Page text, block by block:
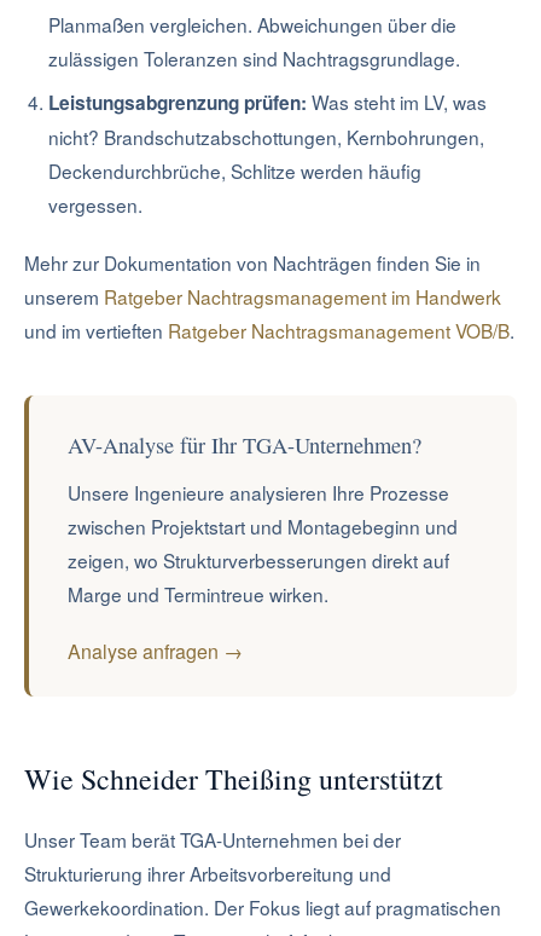
Planmaßen vergleichen. Abweichungen über die
zulässigen Toleranzen sind Nachtragsgrundlage.
Leistungsabgrenzung prüfen: Was steht im LV, was
nicht? Brandschutzabschottungen, Kernbohrungen,
Deckendurchbrüche, Schlitze werden häufig
vergessen.
Mehr zur Dokumentation von Nachträgen finden Sie in
unserem Ratgeber Nachtragsmanagement im Handwerk
und im vertieften Ratgeber Nachtragsmanagement VOB/B.
AV-Analyse für Ihr TGA-Unternehmen?
Unsere Ingenieure analysieren Ihre Prozesse
zwischen Projektstart und Montagebeginn und
zeigen, wo Strukturverbesserungen direkt auf
Marge und Termintreue wirken.
Analyse anfragen →
Wie Schneider Theißing unterstützt
Unser Team berät TGA-Unternehmen bei der
Strukturierung ihrer Arbeitsvorbereitung und
Gewerkekoordination. Der Fokus liegt auf pragmatischen